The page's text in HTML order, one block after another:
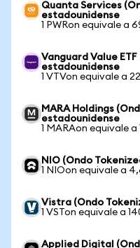
Quanta Services
estadounidense
1 PWRon equivale a
Vanguard Value
estadounidense
1 VTVon equivale a
MARA Holdings
estadounidense
1 MARAon equivale a
NIO (Ondo
1 NIOon equivale a
Vistra (Ondo
1 VSTon equivale a
Applied Digital